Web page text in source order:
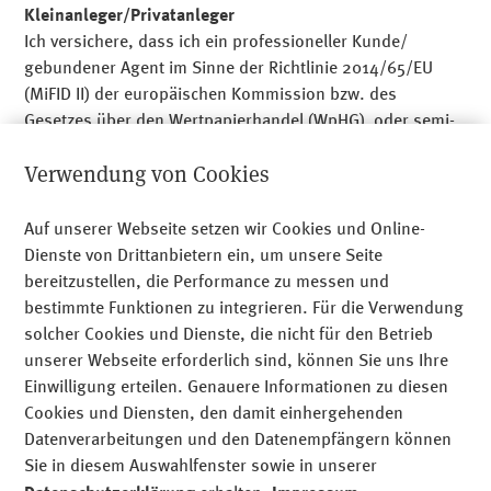
befolgen oder Zahlungen zu leisten, gehen Sie bitte
nicht darauf ein. Melden Sie bitte zweifelhafte
Aktivitäten aninfo@meag.com.
Am Münchner Tor 1
80805 München
Recht­li­che Hinweise
Datenschutz
Impressum
Sitemap
Cookies
Verwendung von Cookies
Auf unserer Webseite setzen wir Cookies und Online-
Dienste von Drittanbietern ein, um unsere Seite
bereitzustellen, die Performance zu messen und
bestimmte Funktionen zu integrieren. Für die Verwendung
solcher Cookies und Dienste, die nicht für den Betrieb
unserer Webseite erforderlich sind, können Sie uns Ihre
Einwilligung erteilen. Genauere Informationen zu diesen
Cookies und Diensten, den damit einhergehenden
Datenverarbeitungen und den Datenempfängern können
Sie in diesem Auswahlfenster sowie in unserer
Kleinanleger/Privatanleger
Ich versichere, dass ich ein professioneller Kunde/
gebundener Agent im Sinne der Richtlinie 2014/65/EU
(MiFID II) der europäischen Kommission bzw. des
Gesetzes über den Wertpapierhandel (WpHG) oder semi-
Kapitalanlagegesetzbuches (KAGB) bin.
Nutzungsbedingungen
Dieses Dokument ist Werbematerial und die hierin
enthaltenen Informationen richten sich an professionelle
und semiprofessionelle Anleger. Die Vervielfältigung oder
Weiterleitung dieser Website oder hierin enthaltener
Informationen, ganz oder teilweise, ist nicht gestattet.
Untersagt ist insbesondere jegliche Weiterverbreitung im
Internet.
Die hierin enthaltenen Informationen werden von der